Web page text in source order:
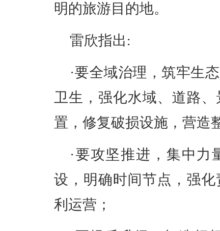
明的旅游目的地。
雷欣指出:
·要全域治理，筑牢生
卫生，强化水域、道路
置，修复破损设施，营造
·要攻坚推进，集中力
设，明确时间节点，强
利运营；